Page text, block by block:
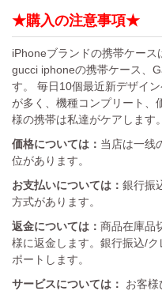
★購入の注意事項★
iPhoneブランドの携帯ケース
gucci iphoneの携帯ケース、
す。 毎日10個最近新デザイ
が多く、機種コンプリート、
様の携帯は私達がケアします。
価格については： 当店は一线
位があります。
お支払いについては： 銀行振
方式があります。
返金については： 商品在庫品
様に返金します。銀行振込/
ポートします。
サービスについては：
お客様